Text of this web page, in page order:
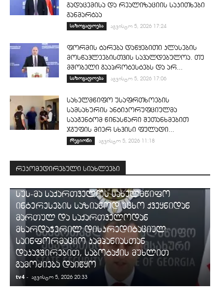
გადაცემისა და რეალიზაციის საკითხები
განმარტაა
საზოგადოება აგვისტო 5, 2026 17:24
ფორმის ტარება დაწყებითი კლასების
მოსწავლეებისთვის სავალდებულოა. თუ
მშობელი გააპროტესტებს და არ...
საზოგადოება აგვისტო 5, 2026 17:06
სახელმწიფო უსაფრთხოების
სამსახურის ანტიკორუფციულმა
სააგენტომ წინასწარი შეთანხმებით
ჯგუფის მიერ სხვისი ფულადი...
რეგიონი აგვისტო 5, 2026 11:18
რეკომედირებული სიახლეები
სუს-მა საქართველოს სახელმწიფო
ინტერესების საზიანოდ უცხო ქვეყნიდან
მართულ და საქართველოდან
მხარდაჭერილ დისკრედიტაციულ
საინფორმაციო კამპანიასთან
დაკავშირებით, საბოტაჟის მუხლით
გამოძიება დაიწყო
tv4 - აგვისტო 5, 2026 20:33